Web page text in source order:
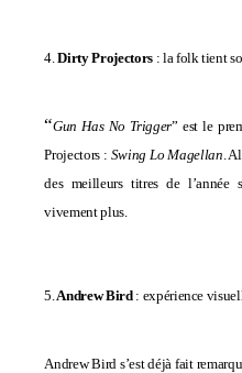
4.Dirty Projectors : la folk tient
“Gun Has No Trigger” est le
Projectors : Swing Lo Magellan.
des meilleurs titres de l’année
vivement plus.
5.Andrew Bird: expérience
Andrew Bird s’est déjà fait